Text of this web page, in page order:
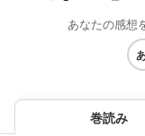
あなたの感想
巻読み